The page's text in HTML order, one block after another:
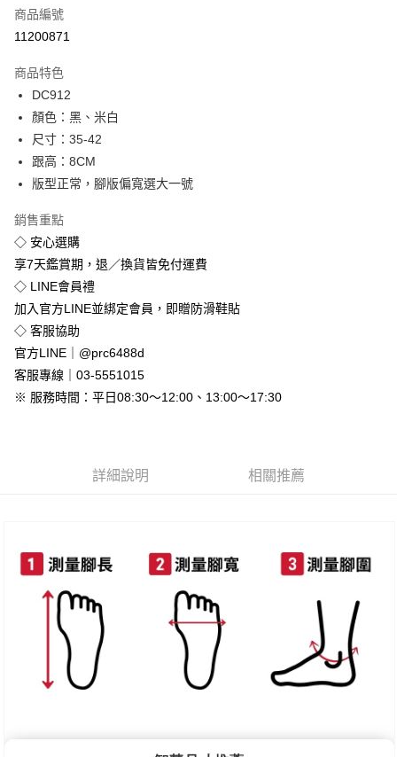
超商取貨付款
Apple Pay
街口支付
悠遊付
Google Pay
全盈+PAY
運送方式
全家付款取貨
免運費
付款後全家取貨
免運費
7-11付款取貨
離島郵局配送
每筆NT$90，滿NT$999(含以上)免運費
【宇迅國際】限一般住址，不支援智能櫃 查看運費
商品編號
11200871
商品特色
DC912
顏色：黑、米白
尺寸：35-42
跟高：8CM
版型正常，腳版偏寬選大一號
銷售重點
◇ 安心選購
享7天鑑賞期，退／換貨皆免付運費
◇ LINE會員禮
加入官方LINE並綁定會員，即贈防滑鞋貼
◇ 客服協助
官方LINE｜@prc6488d
客服專線｜03-5551015
※ 服務時間：平日08:30～12:00、13:00～17:30
詳細說明 相關推薦